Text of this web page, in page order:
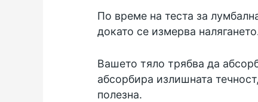
По време на теста за
докато се измерва
Вашето тяло трябва да
абсорбира излишната
полезна.